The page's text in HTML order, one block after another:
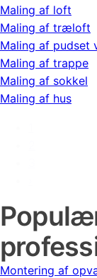
Maling af loft
Maling af træloft
Maling af pudset
Maling af trappe
Maling af sokkel
Maling af hus
Montering af